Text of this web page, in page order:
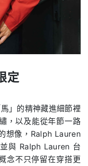
定
」的精神藏進細節裡
，以及能從年節一路
想像，Ralph Lauren
與 Ralph Lauren 台
念不只停留在穿搭更